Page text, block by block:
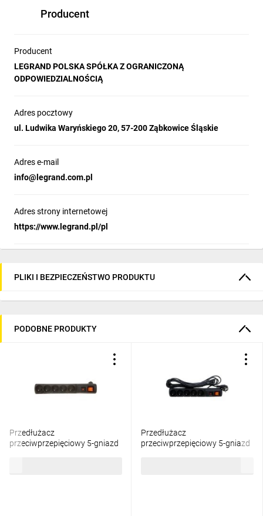
Producent
Producent
LEGRAND POLSKA SPÓŁKA Z OGRANICZONĄ
ODPOWIEDZIALNOŚCIĄ
Adres pocztowy
ul. Ludwika Waryńskiego 20, 57-200 Ząbkowice Śląskie
Adres e-mail
info@legrand.com.pl
Adres strony internetowej
https://www.legrand.pl/pl
PLIKI I BEZPIECZEŃSTWO PRODUKTU
PODOBNE PRODUKTY
Przedłużacz
przeciwprzepięciowy 5-gniazd
Przedłużacz
przeciwprzepięciowy 5-gniazd